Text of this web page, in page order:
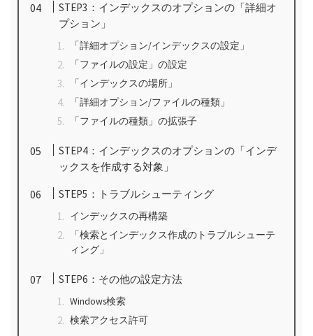
STEP3：インデックスのオプションの「詳細オ
プション」
「詳細オプション/インデックスの設定」
「ファイルの設定」の設定
「インデックスの場所」
「詳細オプション/ファイルの種類」
「ファイルの種類」の拡張子
STEP4：インデックスのオプションの「インデ
ックスを作成する対象」
STEP5：トラブルシューティング
インデックスの再構築
「検索とインデックス作成のトラブルシューテ
ィング」
STEP6：その他の設定方法
Windows検索
検索アクセス許可